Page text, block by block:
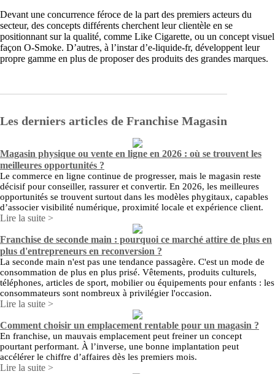
Devant une concurrence féroce de la part des premiers acteurs du
secteur, des concepts différents cherchent leur clientèle en se
positionnant sur la qualité, comme Like Cigarette, ou un concept visuel
façon O-Smoke. D’autres, à l’instar d’e-liquide-fr, développent leur
propre gamme en plus de proposer des produits des grandes marques.
Les derniers articles de Franchise Magasin
Magasin physique ou vente en ligne en 2026 : où se trouvent les
meilleures opportunités ?
Le commerce en ligne continue de progresser, mais le magasin reste
décisif pour conseiller, rassurer et convertir. En 2026, les meilleures
opportunités se trouvent surtout dans les modèles phygitaux, capables
d’associer visibilité numérique, proximité locale et expérience client.
Lire la suite >
Franchise de seconde main : pourquoi ce marché attire de plus en
plus d'entrepreneurs en reconversion ?
La seconde main n'est pas une tendance passagère. C'est un mode de
consommation de plus en plus prisé. Vêtements, produits culturels,
téléphones, articles de sport, mobilier ou équipements pour enfants : les
consommateurs sont nombreux à privilégier l'occasion.
Lire la suite >
Comment choisir un emplacement rentable pour un magasin ?
En franchise, un mauvais emplacement peut freiner un concept
pourtant performant. À l’inverse, une bonne implantation peut
accélérer le chiffre d’affaires dès les premiers mois.
Lire la suite >